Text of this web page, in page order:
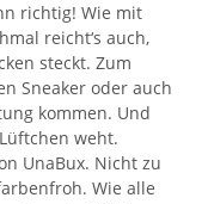
richtig! Wie mit
reicht‘s auch,
steckt. Zum
Sneaker oder auch
kommen. Und
weht.
UnaBux. Nicht zu
Wie alle